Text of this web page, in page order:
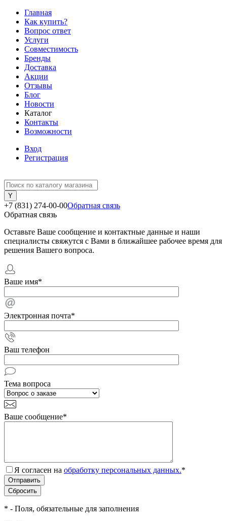
Главная
Как купить?
Вопрос ответ
Услуги
Совместимость
Бренды
Доставка
Акции
Отзывы
Блог
Новости
Каталог
Контакты
Возможности
Вход
Регистрация
+7 (831) 274-00-00Обратная связь
Обратная связь
Оставьте Ваше сообщение и контактные данные и наши
специалисты свяжутся с Вами в ближайшее рабочее время для
решения Вашего вопроса.
Ваше имя*
Электронная почта*
Ваш телефон
Тема вопроса
Ваше сообщение*
Я согласен на обработку персональных данных.*
* - Поля, обязательные для заполнения